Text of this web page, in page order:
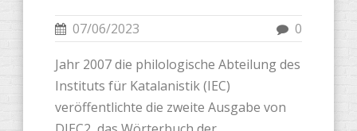
07/06/2023 0
Jahr 2007 die philologische Abteilung des
Instituts für Katalanistik (IEC)
veröffentlichte die zweite Ausgabe von